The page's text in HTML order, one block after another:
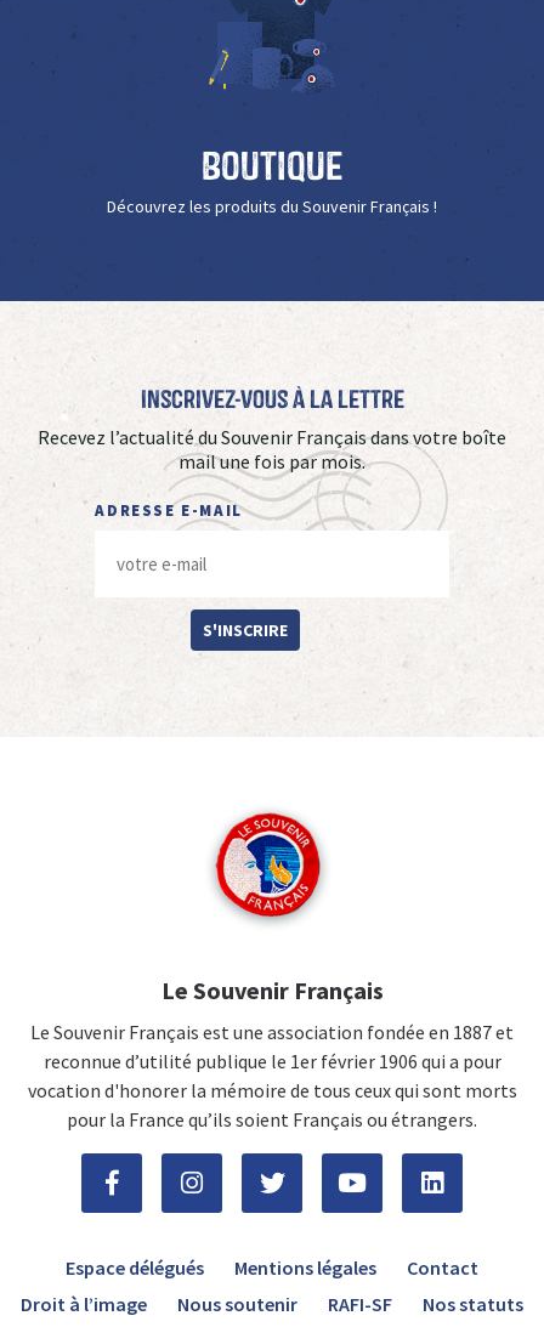
Boutique
Découvrez les produits du Souvenir Français !
Inscrivez-vous à La Lettre
Recevez l’actualité du Souvenir Français dans votre boîte
mail une fois par mois.
ADRESSE E-MAIL
S'INSCRIRE
Le Souvenir Français
Le Souvenir Français est une association fondée en 1887 et
reconnue d’utilité publique le 1er février 1906 qui a pour
vocation d'honorer la mémoire de tous ceux qui sont morts
pour la France qu’ils soient Français ou étrangers.
Espace délégués Mentions légales
Contact
Droit à l’image
Nous soutenir RAFI-SF Nos statuts